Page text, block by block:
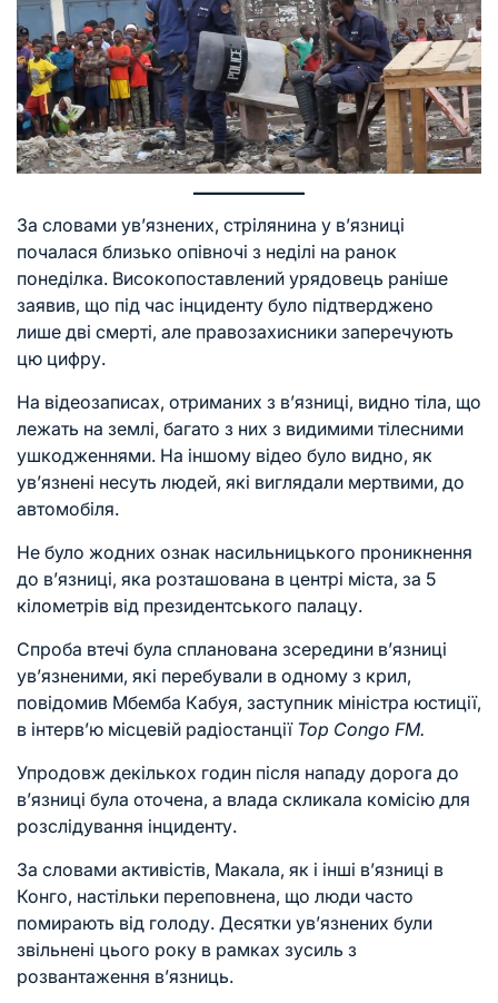
За словами ув’язнених, стрілянина у в’язниці
почалася близько опівночі з неділі на ранок
понеділка. Високопоставлений урядовець раніше
заявив, що під час інциденту було підтверджено
лише дві смерті, але правозахисники заперечують
цю цифру.
На відеозаписах, отриманих з в’язниці, видно тіла, що
лежать на землі, багато з них з видимими тілесними
ушкодженнями. На іншому відео було видно, як
ув’язнені несуть людей, які виглядали мертвими, до
автомобіля.
Не було жодних ознак насильницького проникнення
до в’язниці, яка розташована в центрі міста, за 5
кілометрів від президентського палацу.
Спроба втечі була спланована зсередини в’язниці
ув’язненими, які перебували в одному з крил,
повідомив Мбемба Кабуя, заступник міністра юстиції,
в інтерв’ю місцевій радіостанції Top Congo FM.
Упродовж декількох годин після нападу дорога до
в’язниці була оточена, а влада скликала комісію для
розслідування інциденту.
За словами активістів, Макала, як і інші в’язниці в
Конго, настільки переповнена, що люди часто
помирають від голоду. Десятки ув’язнених були
звільнені цього року в рамках зусиль з
розвантаження в’язниць.